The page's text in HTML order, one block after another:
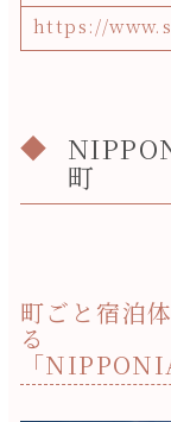
https://
町
町ごと宿泊
る
「